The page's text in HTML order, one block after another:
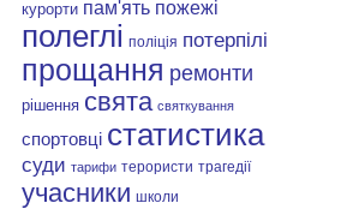
курорти пам'ять пожежі
полеглі поліція потерпілі
прощання ремонти
рішення свята святкування
спортовці статистика
суди тарифи терористи трагедії
учасники школи